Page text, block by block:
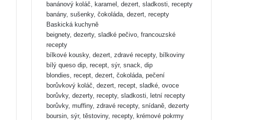
banánový koláč, karamel, dezert, sladkosti, recepty
banány, sušenky, čokoláda, dezert, recepty
Baskická kuchyně
beignety, dezerty, sladké pečivo, francouzské
recepty
bílkové kousky, dezert, zdravé recepty, bílkoviny
bílý queso dip, recept, sýr, snack, dip
blondies, recept, dezert, čokoláda, pečení
borůvkový koláč, dezert, recept, sladké, ovoce
borůvky, dezerty, recepty, sladkosti, letní recepty
borůvky, muffiny, zdravé recepty, snídaně, dezerty
boursin, sýr, těstoviny, recepty, krémové pokrmy